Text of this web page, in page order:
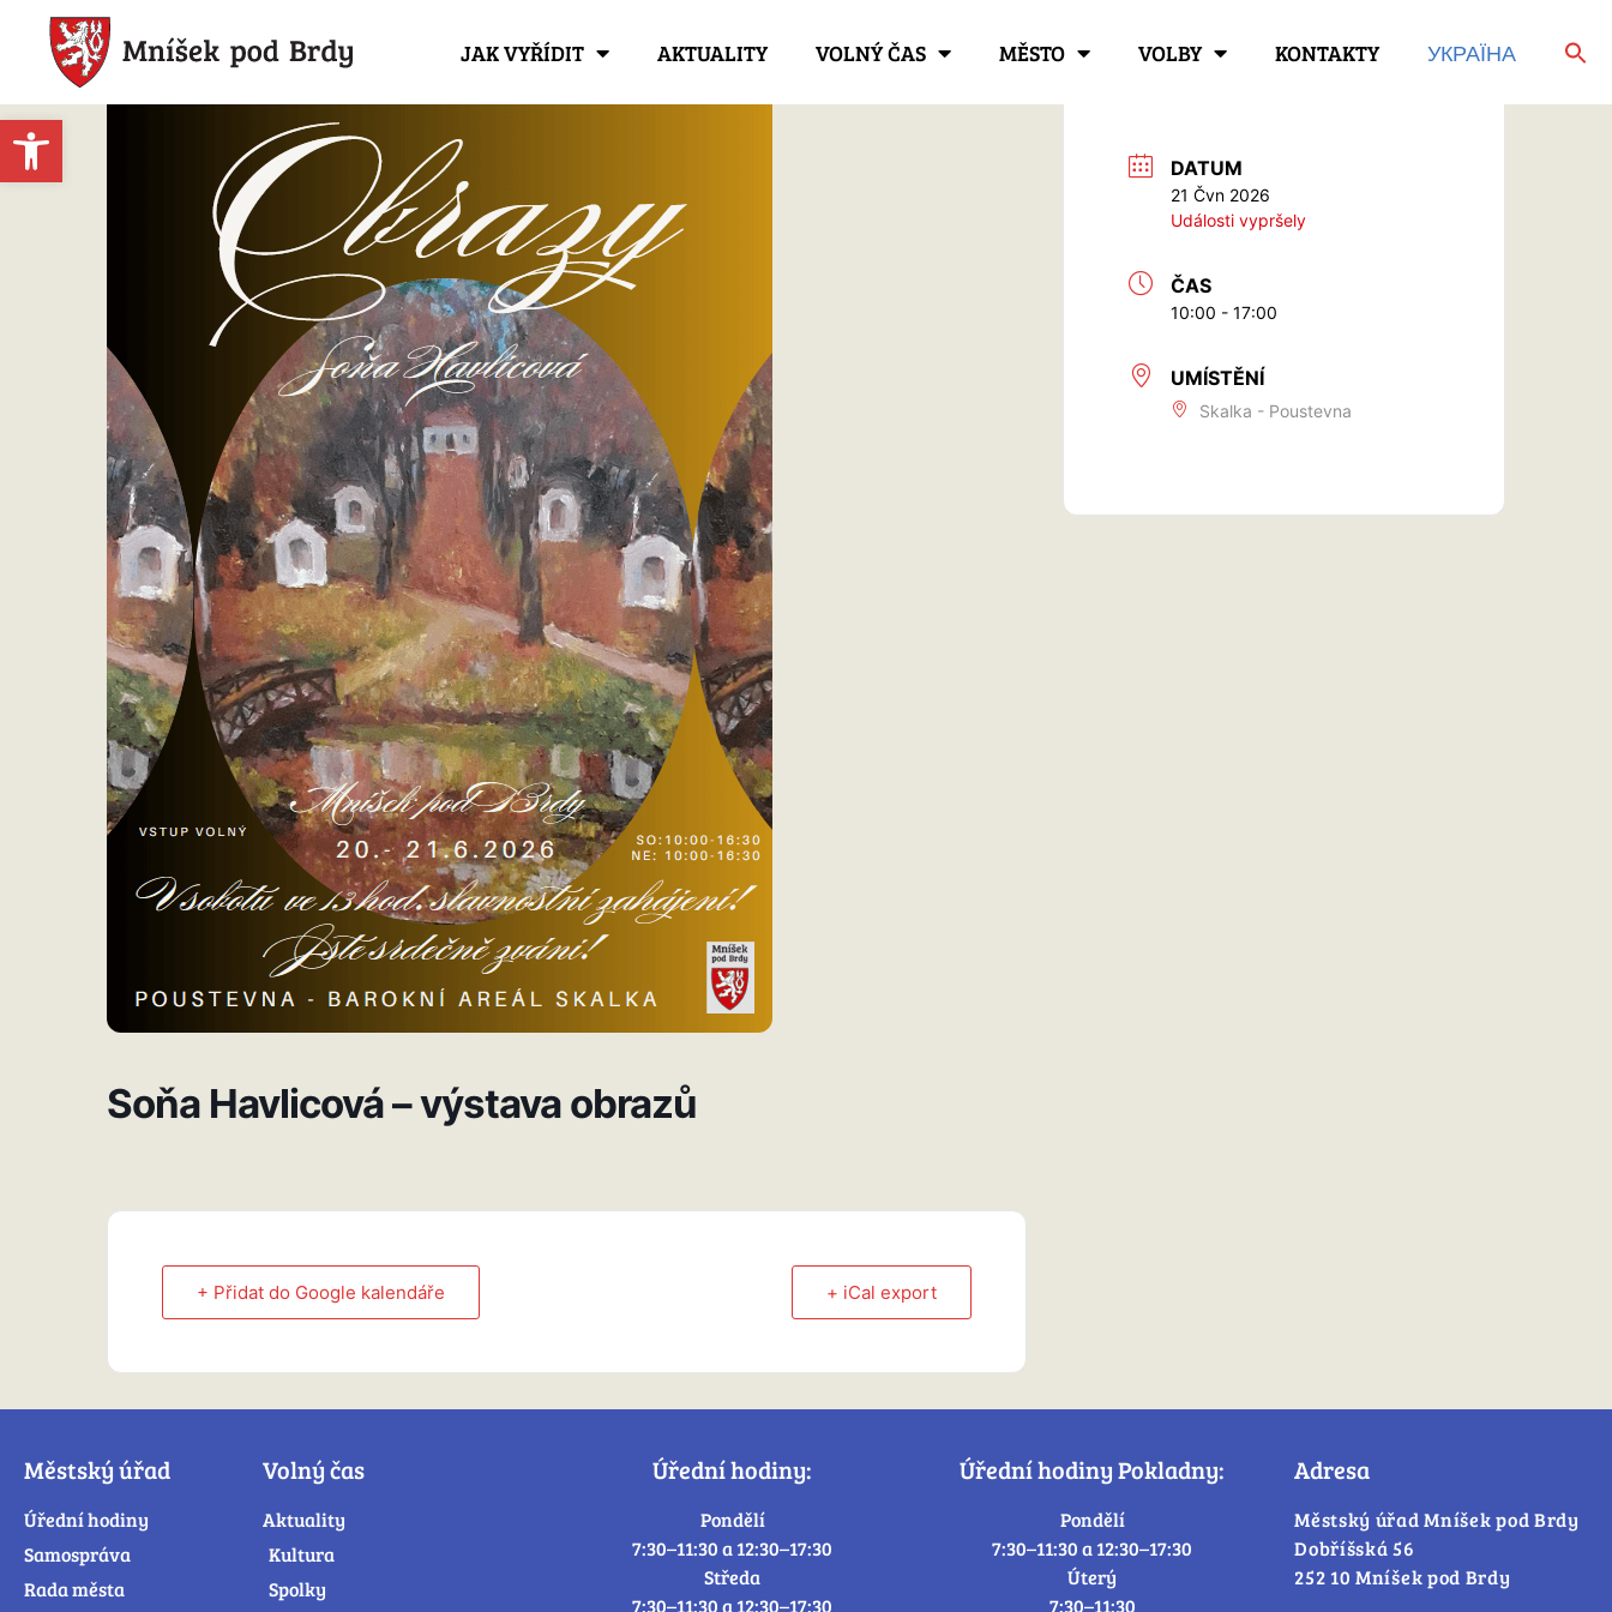
Open toolbar
JAK VYŘÍDIT AKTUALITY VOLNÝ ČAS MĚSTO VOLBY KONTAKTY УКРАЇНА
Soňa Havlicová – výstava obrazů
+ Přidat do Google kalendáře + iCal export
DATUM
21 Čvn 2026
Události vypršely
ČAS
10:00 - 17:00
UMÍSTĚNÍ
Skalka - Poustevna
Městský úřad
Úřední hodiny
Samospráva
Rada města
Volný čas
Aktuality
Kultura
Spolky
Úřední hodiny:
Pondělí
7:30–11:30 a 12:30–17:30
Středa
7:30–11:30 a 12:30–17:30
Úřední hodiny Pokladny:
Pondělí
7:30–11:30 a 12:30–17:30
Úterý
7:30–11:30
Adresa
Městský úřad Mníšek pod Brdy
Dobříšská 56
252 10 Mníšek pod Brdy